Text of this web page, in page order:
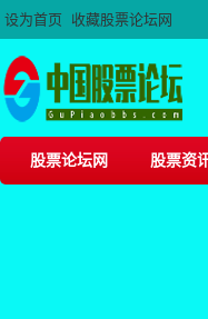
设为首页 收藏股票论坛网
股票论坛网 股票资